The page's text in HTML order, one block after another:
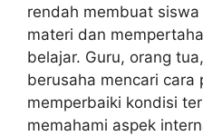
rendah membuat
materi dan
belajar. Guru, orang
berusaha mencari
memperbaiki kondisi
memahami aspek